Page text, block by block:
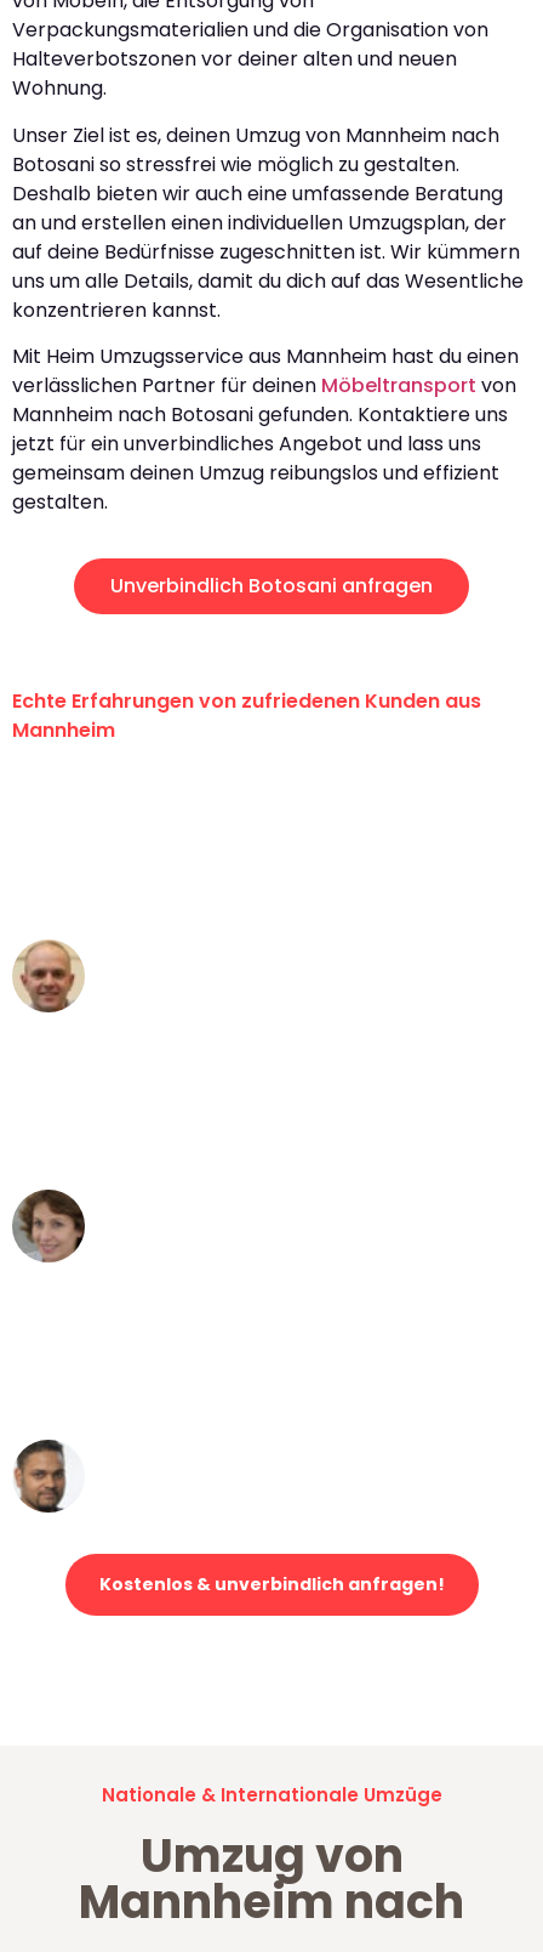
Verpackungsmaterialien und die Organisation von
Halteverbotszonen vor deiner alten und neuen
Wohnung.
Unser Ziel ist es, deinen Umzug von Mannheim nach
Botosani so stressfrei wie möglich zu gestalten.
Deshalb bieten wir auch eine umfassende Beratung
an und erstellen einen individuellen Umzugsplan, der
auf deine Bedürfnisse zugeschnitten ist. Wir kümmern
uns um alle Details, damit du dich auf das Wesentliche
konzentrieren kannst.
Mit Heim Umzugsservice aus Mannheim hast du einen
verlässlichen Partner für deinen Möbeltransport von
Mannheim nach Botosani gefunden. Kontaktiere uns
jetzt für ein unverbindliches Angebot und lass uns
gemeinsam deinen Umzug reibungslos und effizient
gestalten.
Unverbindlich Botosani anfragen
Echte Erfahrungen von zufriedenen Kunden aus
Mannheim
Kostenlos & unverbindlich anfragen!
Nationale & Internationale Umzüge
Umzug von
Mannheim nach